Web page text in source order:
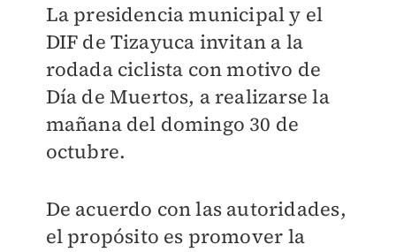
La presidencia municipal y el
DIF de Tizayuca invitan a la
rodada ciclista con motivo de
Día de Muertos, a realizarse la
mañana del domingo 30 de
octubre.
De acuerdo con las autoridades,
el propósito es promover la